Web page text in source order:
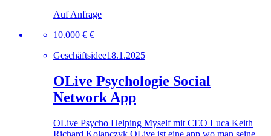
Auf Anfrage
10.000 € €
Geschäftsidee18.1.2025
OLive Psychologie Social
Network App
OLive Psycho Helping Myself mit CEO Luca Keith
Richard Kolanczyk OLive ist eine app wo man seine